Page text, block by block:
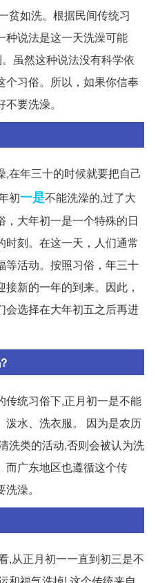
贫如洗。根据民间传统习
种说法是这一天洗澡可能
虽然这种说法没有科学依
个习俗。所以，如果你信奉
要洗澡。
在年三十的时候就要把自己
初一是不能洗澡的,过了大
大年初一是一个特殊的日
刻。在这一天，人们通常
等活动。按照习俗，年三十
新的一年的到来。因此，
会选择在大年初五之后再进
传统习俗下,正月初一是不能
泼水、洗衣服。 因为是农历
洗类的活动,否则会被认为洗
而广东地区也遵循这个传
澡。
,从正月初一一直到初三是不